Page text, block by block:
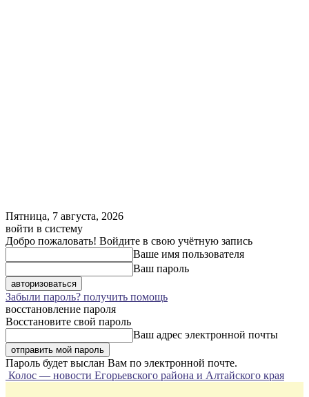
Пятница, 7 августа, 2026
войти в систему
Добро пожаловать! Войдите в свою учётную запись
Ваше имя пользователя
Ваш пароль
Забыли пароль? получить помощь
восстановление пароля
Восстановите свой пароль
Ваш адрес электронной почты
Пароль будет выслан Вам по электронной почте.
Колос — новости Егорьевского района и Алтайского края